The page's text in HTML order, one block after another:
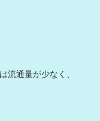
流通量が少なく、